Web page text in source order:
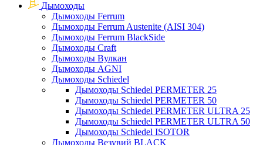
Дымоходы
Дымоходы Ferrum
Дымоходы Ferrum Austenite (AISI 304)
Дымоходы Ferrum BlackSide
Дымоходы Craft
Дымоходы Вулкан
Дымоходы AGNI
Дымоходы Schiedel
Дымоходы Schiedel PERMETER 25
Дымоходы Schiedel PERMETER 50
Дымоходы Schiedel PERMETER ULTRA 25
Дымоходы Schiedel PERMETER ULTRA 50
Дымоходы Schiedel ISOTOR
Дымоходы Везувий BLACK